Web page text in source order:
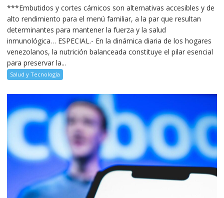
***Embutidos y cortes cárnicos son alternativas accesibles y de
alto rendimiento para el menú familiar, a la par que resultan
determinantes para mantener la fuerza y la salud
inmunológica… ESPECIAL.- En la dinámica diaria de los hogares
venezolanos, la nutrición balanceada constituye el pilar esencial
para preservar la...
Salud y Tecnología